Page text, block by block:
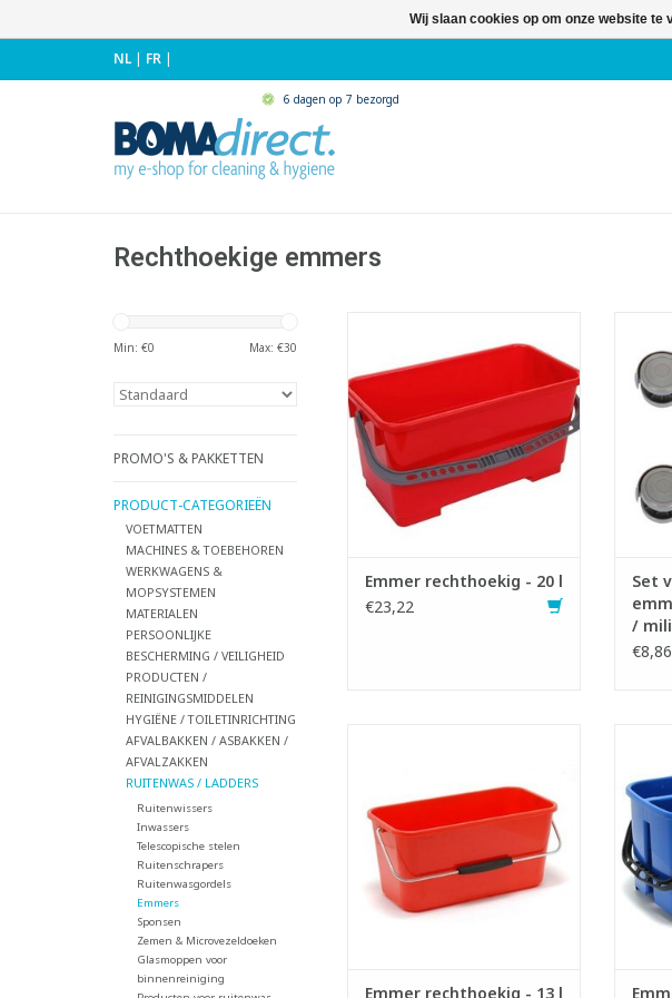
NL| FR |
6 dagen op 7 bezorgd
Rechthoekige emmers
Min: €0 Max: €30
PROMO'S & PAKKETTEN
PRODUCT-CATEGORIEËN
VOETMATTEN
MACHINES & TOEBEHOREN
WERKWAGENS &
MOPSYSTEMEN
MATERIALEN
PERSOONLIJKE
BESCHERMING / VEILIGHEID
PRODUCTEN /
REINIGINGSMIDDELEN
HYGIËNE / TOILETINRICHTING
AFVALBAKKEN / ASBAKKEN /
AFVALZAKKEN
RUITENWAS / LADDERS
Ruitenwissers
Inwassers
Telescopische stelen
Ruitenschrapers
Ruitenwasgordels
Emmers
Sponsen
Zemen & Microvezeldoeken
Glasmoppen voor
binnenreiniging
- Inhoud emmer: 20 liter.
- Voorzien van kunststof handvat
met vingergrepen.
- Ideaal voor ruitenwas.
- Geschikt voor inwassers tot
maximum 45 cm.
- Incl. 2 sets haken
TOEVOEGEN AAN WINKELWAGEN
Emmer rechthoekig - 20 l
€23,22
met
Set
/
€8,86
- Inhoud emmer: 13 liter
- Voorzien van metalen hengsel
- Ideaal voor ruitenwas
TOEVOEGEN AAN WINKELWAGEN
Emmer rechthoekig - 13 l
-
-
Wij slaan cookies op om onze website te